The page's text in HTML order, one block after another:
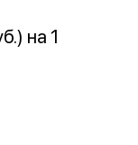
на 1